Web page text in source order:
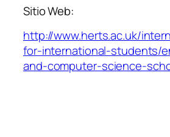
Sitio Web:
http://www.herts.ac.uk/
for-international-students/
and-computer-science-